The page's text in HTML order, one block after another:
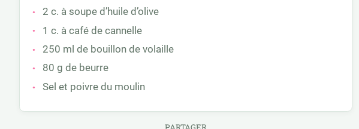
2 c. à soupe d’huile d’olive
1 c. à café de cannelle
250 ml de bouillon de volaille
80 g de beurre
Sel et poivre du moulin